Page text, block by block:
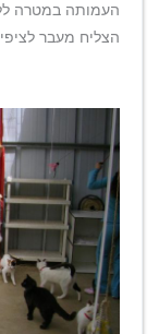
העמותה במטרה
הצליח מעבר